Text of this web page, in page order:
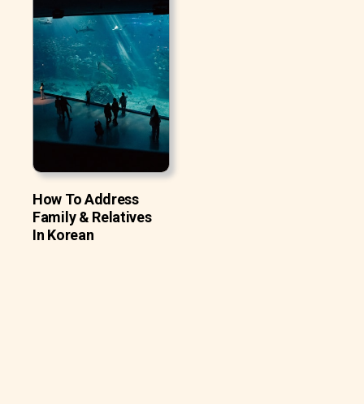
How To Address
Family & Relatives
In Korean